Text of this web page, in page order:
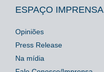
ESPAÇO IMPRENSA
Opiniões
Press Release
Na mídia